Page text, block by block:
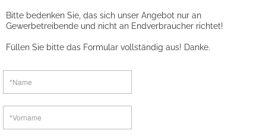
Bitte bedenken Sie, das sich unser Angebot nur an
Gewerbetreibende und nicht an Endverbraucher richtet!
Füllen Sie bitte das Formular vollständig aus! Danke.